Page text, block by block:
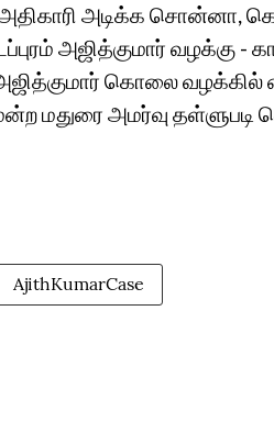
அதிகாரி அடிக்க சொன்னா,
அஜித்குமார் வழக்கு -
கொலை வழக்கில்
மதுரை அமர்வு தள்ளுபடி
AjithKumarCase